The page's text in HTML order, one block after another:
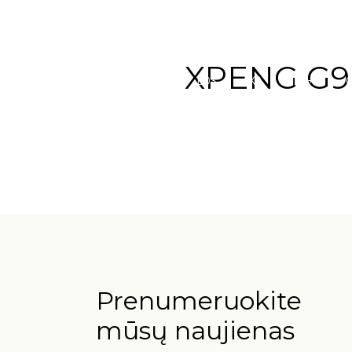
L03 X9 P7+
XPENG
Prenumeruokite
mūsų naujienas